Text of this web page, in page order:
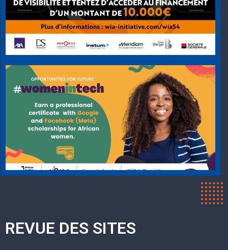
REVUE DES SITES